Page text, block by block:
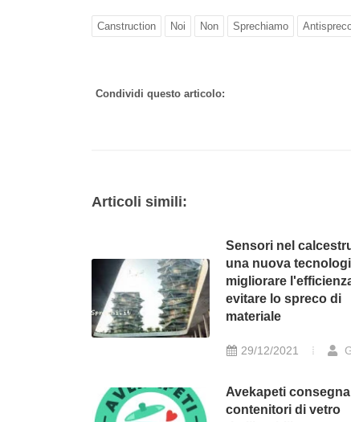
Canstruction Noi Non Sprechiamo
Condividi questo articolo:
Articoli simili:
Sensori nel
una nuova
migliorare
evitare lo spreco di
materiale
29/12/2021
Avekapeti
contenitori di vetro